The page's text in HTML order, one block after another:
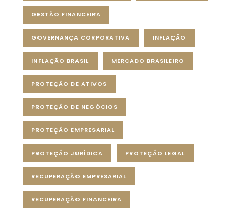
GESTÃO FINANCEIRA
GOVERNANÇA CORPORATIVA INFLAÇÃO
INFLAÇÃO BRASIL MERCADO BRASILEIRO
PROTEÇÃO DE ATIVOS
PROTEÇÃO DE NEGÓCIOS
PROTEÇÃO EMPRESARIAL
PROTEÇÃO JURÍDICA PROTEÇÃO LEGAL
RECUPERAÇÃO EMPRESARIAL
RECUPERAÇÃO FINANCEIRA